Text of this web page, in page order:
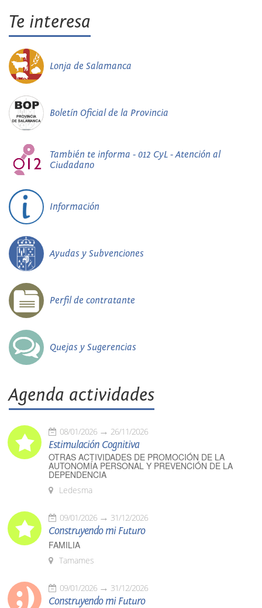
Te interesa
Lonja de Salamanca
Boletín Oficial de la Provincia
También te informa - 012 CyL - Atención al
Ciudadano
Información
Ayudas y Subvenciones
Perfil de contratante
Quejas y Sugerencias
Agenda actividades
08/01/2026 26/11/2026
Estimulación Cognitiva
OTRAS ACTIVIDADES DE PROMOCIÓN DE LA
AUTONOMÍA PERSONAL Y PREVENCIÓN DE LA
DEPENDENCIA
Ledesma
09/01/2026 31/12/2026
Construyendo mi Futuro
FAMILIA
Tamames
09/01/2026 31/12/2026
Construyendo mi Futuro